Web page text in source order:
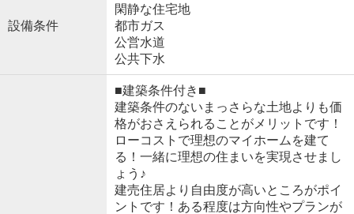
設備条件
閑静な住宅地
都市ガス
公営水道
公共下水
■建築条件付き■
建築条件のないまっさらな土地よりも価
格がおさえられることがメリットです！
ローコストで理想のマイホームを建て
る！一緒に理想の住まいを実現させまし
ょう♪
建売住居より自由度が高いところがポイ
ントです！ある程度は方向性やプランが